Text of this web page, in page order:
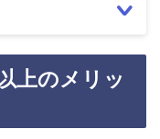
上のメリッ